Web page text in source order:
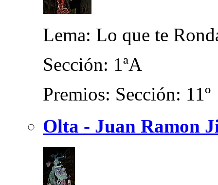
Lema: Lo que te
Sección: 1ªA
Premios: Sección: 11º
Olta - Juan Ramon